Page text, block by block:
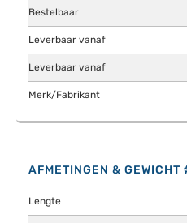
Bestelbaar
Leverbaar vanaf
Leverbaar vanaf
Merk/Fabrikant
AFMETINGEN & GEWICHT
Lengte